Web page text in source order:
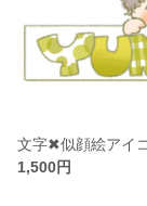
1,500円